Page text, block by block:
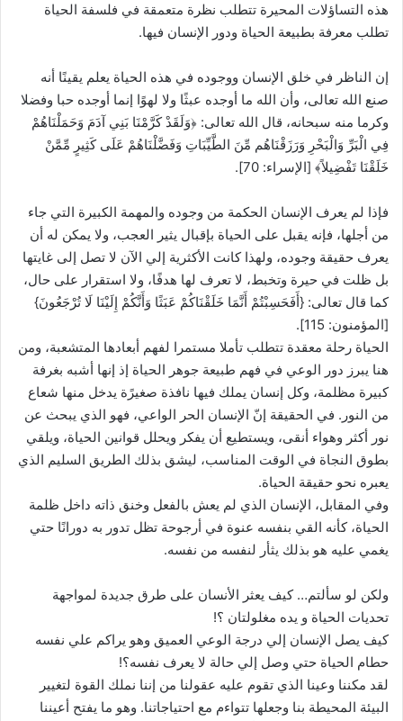
هذه التساؤلات المحيرة تتطلب نظرة متعمقة في فلسفة الحياة
تطلب معرفة بطبيعة الحياة ودور الإنسان فيها.
إن الناظر في خلق الإنسان ووجوده في هذه الحياة يعلم يقينًا أنه
صنع الله تعالى، وأن الله ما أوجده عبثًا ولا لهوًا إنما أوجده حبا وفضلا
وكرما منه سبحانه، قال الله تعالى: ﴿وَلَقَدْ كَرَّمْنَا بَنِي آدَمَ وَحَمَلْنَاهُمْ
فِي الْبَرِّ وَالْبَحْرِ وَرَزَقْنَاهُم مِّنَ الطَّيِّبَاتِ وَفَضَّلْنَاهُمْ عَلَى كَثِيرٍ مِّمَّنْ
خَلَقْنَا تَفْضِيلاً﴾ [الإسراء: 70].
فإذا لم يعرف الإنسان الحكمة من وجوده والمهمة الكبيرة التي جاء
من أجلها، فإنه يقبل على الحياة بإقبال يثير العجب، ولا يمكن له أن
يعرف حقيقة وجوده، ولهذا كانت الأكثرية إلي الآن لا تصل إلى غايتها
بل ظلت في حيرة وتخبط، لا تعرف لها هدفًا، ولا استقرار على حال،
كما قال تعالى: {أَفَحَسِبْتُمْ أَنَّمَا خَلَقْنَاكُمْ عَبَثًا وَأَنَّكُمْ إِلَيْنَا لَا تُرْجَعُونَ}
[المؤمنون: 115].
الحياة رحلة معقدة تتطلب تأملا مستمرا لفهم أبعادها المتشعبة، ومن
هنا يبرز دور الوعي في فهم طبيعة جوهر الحياة إذ إنها أشبه بغرفة
كبيرة مظلمة، وكل إنسان يملك فيها نافذة صغيرًة يدخل منها شعاع
من النور. في الحقيقة إنّ الإنسان الحر الواعي، فهو الذي يبحث عن
نور أكثر وهواء أنقى، ويستطيع أن يفكر ويحلل قوانين الحياة، ويلقي
بطوق النجاة في الوقت المناسب، ليشق بذلك الطريق السليم الذي
يعبره نحو حقيقة الحياة.
وفي المقابل، الإنسان الذي لم يعش بالفعل وخنق ذاته داخل ظلمة
الحياة، كأنه القي بنفسه عنوة في أرجوحة تظل تدور به دورانًا حتي
يغمي عليه هو بذلك يثأر لنفسه من نفسه.
ولكن لو سألتم… كيف يعثر الأنسان على طرق جديدة لمواجهة
تحديات الحياة و يده مغلولتان ؟!
كيف يصل الإنسان إلي درجة الوعي العميق وهو يراكم علي نفسه
حطام الحياة حتي وصل إلي حالة لا يعرف نفسه؟!
لقد مكننا وعينا الذي تقوم عليه عقولنا من إننا نملك القوة لتغيير
البيئة المحيطة بنا وجعلها تتواءم مع احتياجاتنا. وهو ما يفتح أعيننا